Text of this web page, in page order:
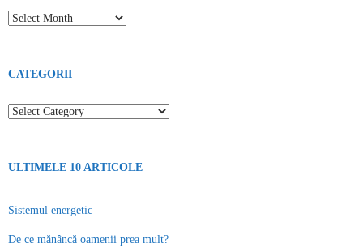
Toate articolele
CATEGORII
Categorii
ULTIMELE 10 ARTICOLE
Sistemul energetic
De ce mănâncă oamenii prea mult?